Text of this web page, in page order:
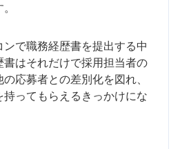
で職務経歴書を提出する中
はそれだけで採用担当者の
応募者との差別化を図れ、
ってもらえるきっかけにな